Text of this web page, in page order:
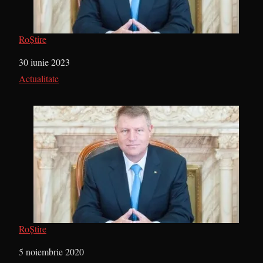
RoȘtire
Dată
30 iunie 2023
În legătură cu
Actualitate
RoȘtire
Dată
5 noiembrie 2020